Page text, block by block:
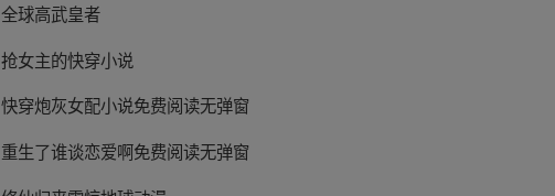
全球高武皇者
抢女主的快穿小说
快穿炮灰女配小说免费阅读无弹窗
重生了谁谈恋爱啊免费阅读无弹窗